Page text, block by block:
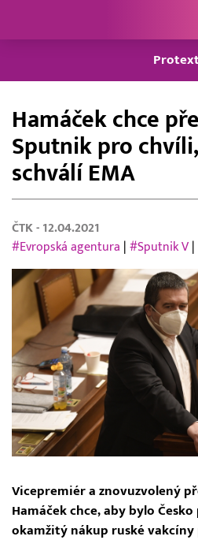
Hamáček chce
Sputnik pro
schválí EMA
ČTK - 12.04.2021
#Evropská agentura
#Sputnik V
Vicepremiér a znovuzvolený
Hamáček chce, aby bylo
okamžitý nákup ruské